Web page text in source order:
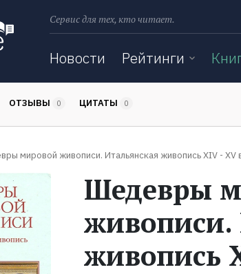
Сервис для тех, кто читает.
Новости Рейтинги
ОТЗЫВЫ 0 ЦИТАТЫ 0
мировой живописи. Итальянская живопись XIV - XV
Шедевры
живописи.
живопись